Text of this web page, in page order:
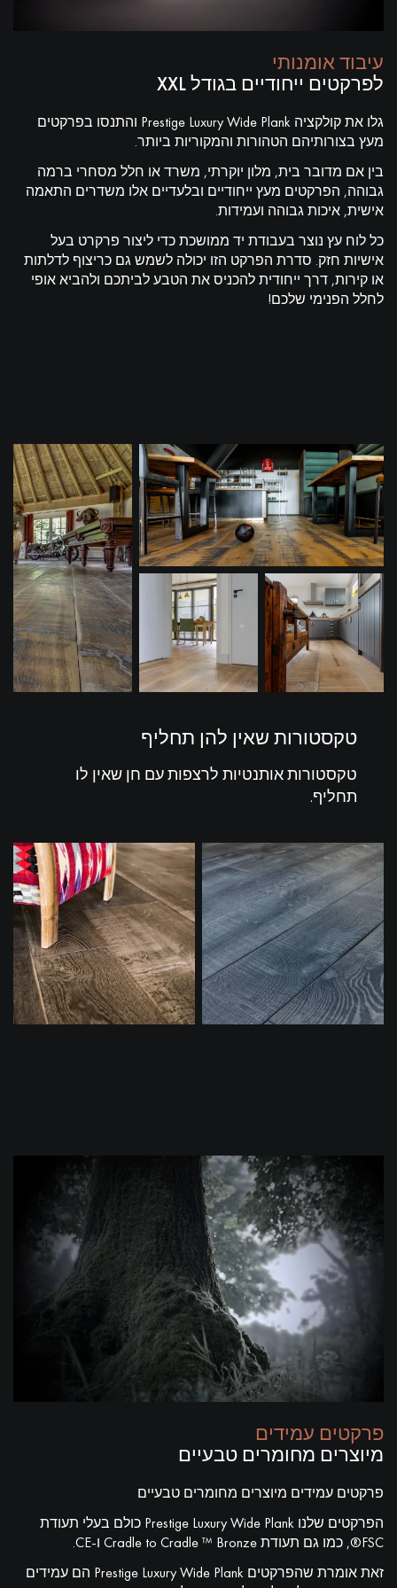
קבל שיחה חוזרת מיועץ של דקופלוס פרקטים.
קבעו פגישה מותאמת אישית.
עיבוד אומנותי
לפרקטים ייחודיים בגודל XXL
גלו את קולקציה Prestige Luxury Wide Plank והתנסו בפרקטים
מעץ בצורותיהם הטהורות והמקוריות ביותר.
בין אם מדובר בית, מלון יוקרתי, משרד או חלל מסחרי ברמה
גבוהה, הפרקטים מעץ ייחודיים ובלעדיים אלו משדרים התאמה
אישית, איכות גבוהה ועמידות.
כל לוח עץ נוצר בעבודת יד ממושכת כדי ליצור פרקרט בעל
אישיות חזק. סדרת הפרקט הזו יכולה לשמש גם כריצוף לדלתות
או קירות, דרך ייחודית להכניס את הטבע לביתכם ולהביא אופי
לחלל הפנימי שלכם!
טקסטורות שאין להן תחליף
טקסטורות אותנטיות לרצפות עם חן שאין לו
תחליף.
פרקטים עמידים
מיוצרים מחומרים טבעיים
פרקטים עמידים מיוצרים מחומרים טבעיים
הפרקטים שלנו Prestige Luxury Wide Plank כולם בעלי תעודת
FSC®, כמו גם תעודת Cradle to Cradle ™ Bronze ו-CE.
זאת אומרת שהפרקטים Prestige Luxury Wide Plank הם עמידים